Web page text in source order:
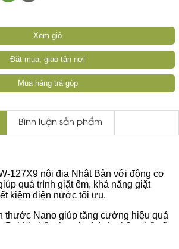
Xem giỏ
Đặt mua, giao tận nơi
Mua hàng trả góp
Bình luận sản phẩm
127X9 nội địa Nhật Bản với động cơ
quá trình giặt êm, khả năng giặt
kiệm điện nước tối ưu.
thước Nano giúp tăng cường hiệu quả
Bubble hấp thụ các thành phần chất tẩy